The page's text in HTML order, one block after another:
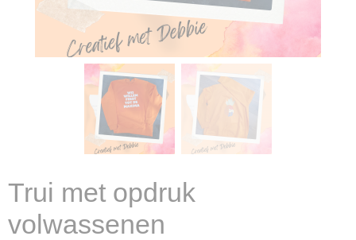
Trui met opdruk
volwassenen